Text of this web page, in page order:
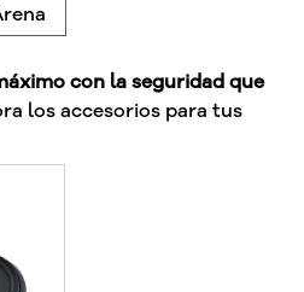
con la seguridad que
los accesorios para tus